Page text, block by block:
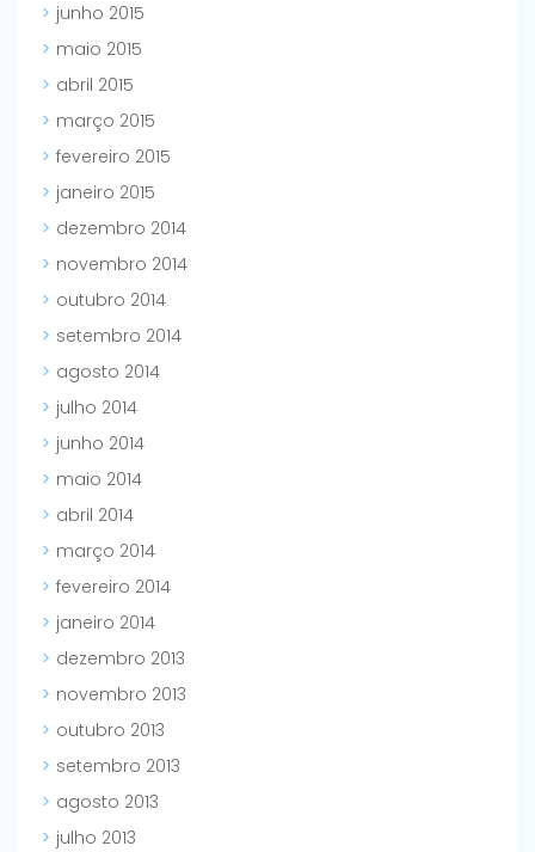
junho 2015
maio 2015
abril 2015
março 2015
fevereiro 2015
janeiro 2015
dezembro 2014
novembro 2014
outubro 2014
setembro 2014
agosto 2014
julho 2014
junho 2014
maio 2014
abril 2014
março 2014
fevereiro 2014
janeiro 2014
dezembro 2013
novembro 2013
outubro 2013
setembro 2013
agosto 2013
julho 2013